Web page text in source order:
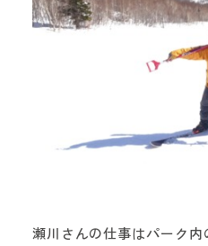
瀬川さんの仕事はパーク